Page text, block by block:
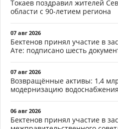
Токаев поздравил жителей
области с 90-летием региона
07 авг 2026
Бектенов принял участие в
Ате: подписано шесть
07 авг 2026
Возвращённые активы: 1,4
модернизацию
06 авг 2026
Бектенов принял участие в